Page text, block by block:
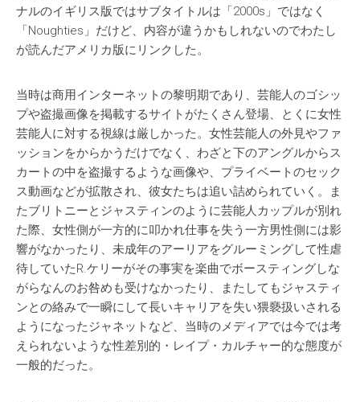
ナルのイギリス版ではサブタイトルは「2000s」ではなく
「Noughties」だけど、内容が違うかもしれないのでわたし
が読んだアメリカ版にリンクした。
当時は商用インターネットの黎明期であり、芸能人のゴシッ
プや盗撮画像を掲載するサイトがたくさん登場、とくに女性
芸能人に対する視線は厳しかった。女性芸能人の外見やファ
ッションをからかうだけでなく、わざと下のアングルからス
カートの中を盗撮するような画像や、プライベートのセック
ス動画などが拡散され、彼女たちは追い詰められていく。ま
たブリトニーとジャスティンのように芸能人カップルが別れ
た際、女性側が一方的に叩かれ仕事を失う一方男性側には影
響がなかったり、未成年のアーリアをグルーミングして性虐
待していたR.ケリーがその事実を楽曲でボースティングしな
がらなんのお咎めも受けなかったり、またしてもジャスティ
ンとの絡みで一瞬にして長いキャリアを失い猥褻扱いされる
ようになったジャネットなど、当時のメディアでは今では考
えられないような性差別的・レイプ・カルチャー的な態度が
一般的だった。